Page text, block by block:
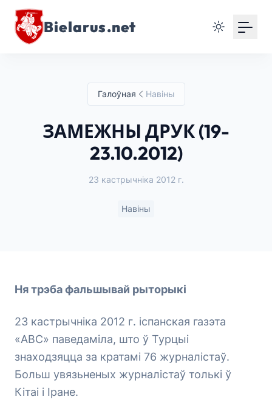
Bielarus.net
Галоўная Навіны
ЗАМЕЖНЫ ДРУК (19-
23.10.2012)
23 кастрычніка 2012 г.
Навіны
Ня трэба фальшывай рыторыкі
23 кастрычніка 2012 г. іспанская газэта
«АВС» паведаміла, што ў Турцыі
знаходзяцца за кратамі 76 журналістаў.
Больш увязьненых журналістаў толькі ў
Кітаі і Іране.